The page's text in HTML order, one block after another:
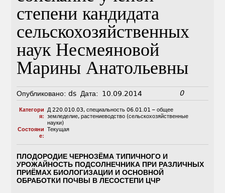
степени кандидата
сельскохозяйственных
наук Несмеяновой
Марины Анатольевны
Опубликовано: ds Дата: 10.09.2014 0
Категори
я:
Д 220.010.03, специальность 06.01.01 – общее
земледелие, растениеводство (сельскохозяйственные
науки)
Состояни
е:
Текущая
ПЛОДОРОДИЕ ЧЕРНОЗЁМА ТИПИЧНОГО И
УРОЖАЙНОСТЬ ПОДСОЛНЕЧНИКА ПРИ РАЗЛИЧНЫХ
ПРИЁМАХ БИОЛОГИЗАЦИИ И ОСНОВНОЙ
ОБРАБОТКИ ПОЧВЫ В ЛЕСОСТЕПИ ЦЧР